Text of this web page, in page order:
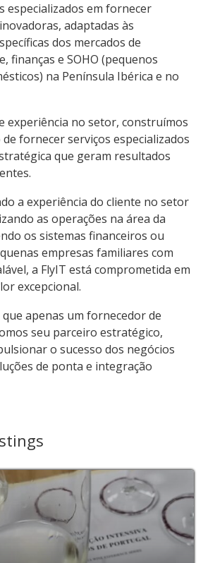
especializados em fornecer
adaptadas às
dos mercados de
finanças e SOHO (pequenos
na Península Ibérica e no
experiência no setor, construímos
fornecer serviços especializados
que geram resultados
a experiência do cliente no setor
as operações na área da
os sistemas financeiros ou
empresas familiares com
a FlyIT está comprometida em
excepcional.
apenas um fornecedor de
seu parceiro estratégico,
o sucesso dos negócios
de ponta e integração